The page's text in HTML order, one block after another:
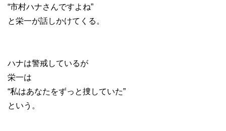
“市村ハナさんですよね”
と栄一が話しかけてくる。
ハナは警戒しているが
栄一は
“私はあなたをずっと捜していた”
という。